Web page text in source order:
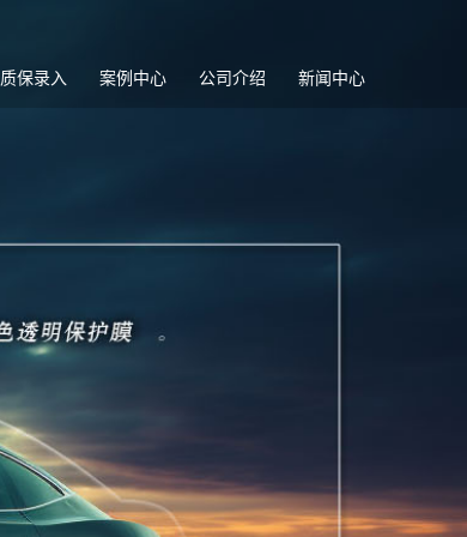
质保录入 案例中心 公司介绍 新闻中心